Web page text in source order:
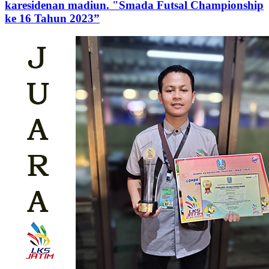
karesidenan madiun. "Smada Futsal Championship
ke 16 Tahun 2023”